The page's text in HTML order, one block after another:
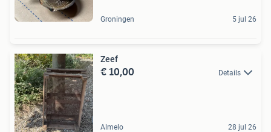
Groningen 5 jul 26
Zeef
€ 10,00 Details
Almelo 28 jul 26